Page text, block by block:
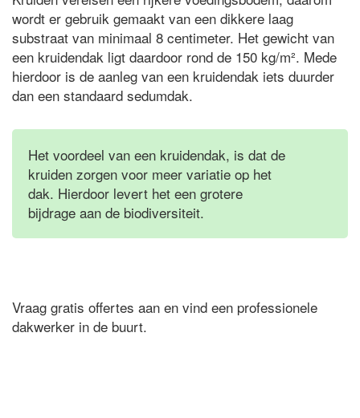
wordt er gebruik gemaakt van een dikkere laag
substraat van minimaal 8 centimeter. Het gewicht van
een kruidendak ligt daardoor rond de 150 kg/m². Mede
hierdoor is de aanleg van een kruidendak iets duurder
dan een standaard sedumdak.
Het voordeel van een kruidendak, is dat de
kruiden zorgen voor meer variatie op het
dak. Hierdoor levert het een grotere
bijdrage aan de biodiversiteit.
Vraag gratis offertes aan en vind een professionele
dakwerker in de buurt.